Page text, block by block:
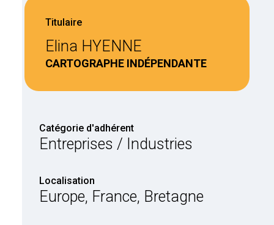
Titulaire
Elina HYENNE
CARTOGRAPHE INDÉPENDANTE
Catégorie d'adhérent
Entreprises / Industries
Localisation
Europe, France, Bretagne